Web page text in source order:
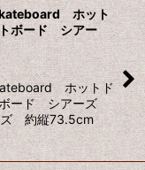
ホット
ボード シアー
ホットド
ード シアーズ
ズ 約縦73.5cm